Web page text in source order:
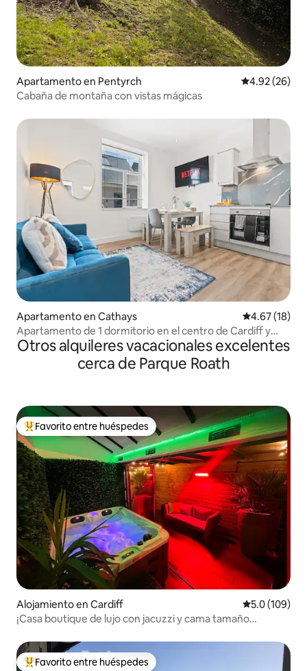
Apartamento en Pentyrch Calificación
4.92 (26)
Cabaña de montaña con vistas mágicas
Apartamento en Cathays Calificación
4.67 (18)
Apartamento de 1 dormitorio en el centro de Cardiff y
aparcamiento gratuito + spa de pago
Otros alquileres vacacionales excelentes
cerca de Parque Roath
Favorito entre huéspedes preferido
Favorito entre huéspedes
Alojamiento en Cardiff Calificación
5.0 (109)
¡Casa boutique de lujo con jacuzzi y cama tamaño
Favorito entre huéspedes preferido
Favorito entre huéspedes